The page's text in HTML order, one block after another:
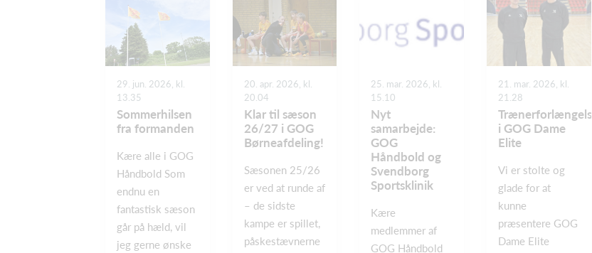
29. jun. 2026, kl.
13.35
Sommerhilsen
fra formanden
Kære alle i GOG
Håndbold Som
endnu en
fantastisk sæson
går på hæld, vil
jeg gerne ønske
20. apr. 2026, kl.
20.04
Klar til sæson
26/27 i GOG
Børneafdeling!
Sæsonen 25/26
er ved at runde af
– de sidste
kampe er spillet,
påskestævnerne
25. mar. 2026, kl.
15.10
Nyt
samarbejde:
GOG
Håndbold og
Svendborg
Sportsklinik
Kære
medlemmer af
GOG Håndbold
21. mar. 2026, kl.
21.28
Trænerforlængelse
i GOG Dame
Elite
Vi er stolte og
glade for at
kunne
præsentere GOG
Dame Elite